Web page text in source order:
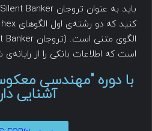
است که اطلاعات بانکی را از
با دوره "مهندسی
آشنایی